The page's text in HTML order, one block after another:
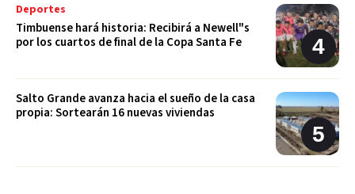
Deportes
Timbuense hará historia: Recibirá a Newell"s
por los cuartos de final de la Copa Santa Fe
Salto Grande avanza hacia el sueño de la casa
propia: Sortearán 16 nuevas viviendas